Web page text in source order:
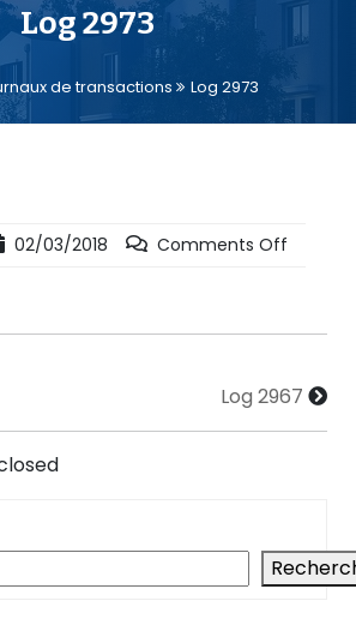
Log 2973
de transactions Log 2973
02/03/2018 Comments Off
Log 2967